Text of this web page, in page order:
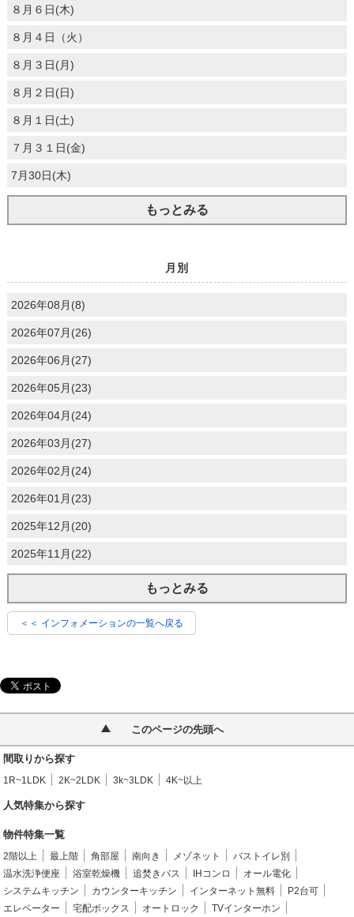
８月６日(木)
８月４日（火）
８月３日(月)
８月２日(日)
８月１日(土)
７月３１日(金)
7月30日(木)
もっとみる
月別
2026年08月(8)
2026年07月(26)
2026年06月(27)
2026年05月(23)
2026年04月(24)
2026年03月(27)
2026年02月(24)
2026年01月(23)
2025年12月(20)
2025年11月(22)
もっとみる
＜＜ インフォメーションの一覧へ戻る
このページの先頭へ
間取りから探す
1R~1LDK 2K~2LDK 3k~3LDK 4K~以上
人気特集から探す
物件特集一覧
2階以上 最上階 角部屋 南向き メゾネット
バストイレ別
温水洗浄便座
浴室乾燥機 追焚きバス IHコンロ
オール電化
システムキッチン
カウンターキッチン インターネット無料
P2台可
エレベーター
宅配ボックス オートロック
TVインターホン